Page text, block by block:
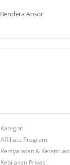
Bendera Ansor
Kategori
Affiliate Program
Persyaratan & Ketentuan
Kebijakan Privasi